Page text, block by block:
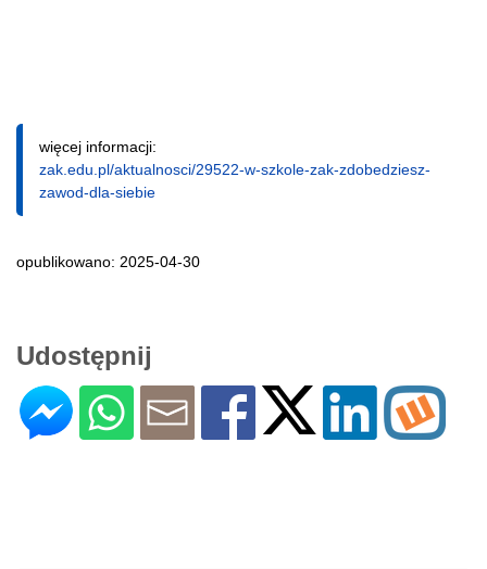
więcej informacji:
zak.edu.pl/aktualnosci/29522-w-szkole-zak-zdobedziesz-
zawod-dla-siebie
opublikowano: 2025-04-30
Udostępnij